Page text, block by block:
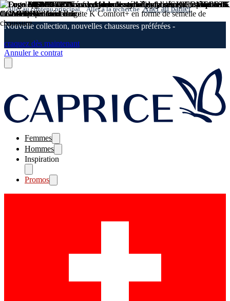
Aller au contenu principal Aller à la recherche Aller au panier
Nouvelle collection, nouvelles chaussures préférées -
craquez dès maintenant
Annuler le contrat
Femmes
Hommes
Inspiration
Promos